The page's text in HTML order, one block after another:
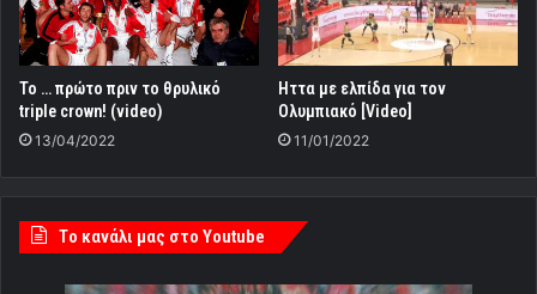
Το … πρώτο πριν το θρυλικό
triple crown! (video)
13/04/2022
Ηττα με ελπίδα για τον
Ολυμπιακό [Video]
11/01/2022
Tο κανάλι μας στο Youtube